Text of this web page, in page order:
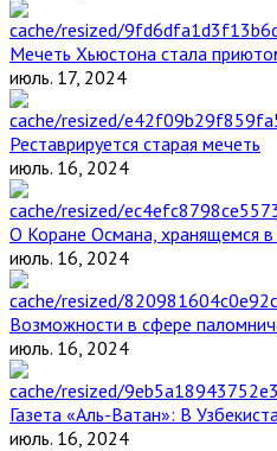
Мечеть Хьюстона стала
июль. 17, 2024
Реставрируется старая мечеть
июль. 16, 2024
О Коране Османа, хранящемся
июль. 16, 2024
Возможности в сфере
июль. 16, 2024
Газета «Аль-Ватан»: В
июль. 16, 2024